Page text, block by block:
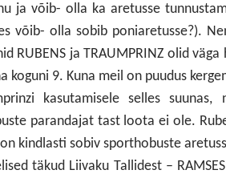
ja võib- olla ka aretusse
võib- olla sobib poniaretusse?).
RUBENS ja TRAUMPRINZ olid väga
koguni 9. Kuna meil on puudus
kasutamisele selles suunas,
parandajat tast loota ei ole.
kindlasti sobiv sporthobuste
täkud Liivaku Tallidest –